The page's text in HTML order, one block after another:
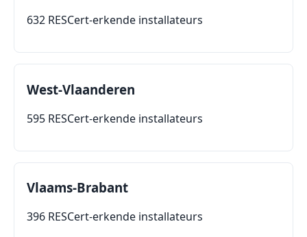
632 RESCert-erkende installateurs
West-Vlaanderen
595 RESCert-erkende installateurs
Vlaams-Brabant
396 RESCert-erkende installateurs